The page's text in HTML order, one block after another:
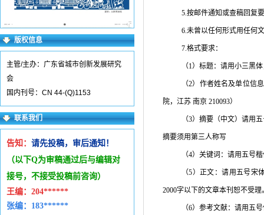
版权信息
主管/主办：广东省城市创新发展研究
会
国内刊号：CN 44-(Q)1153
联系我们
告知： 请先投稿，审后通知！
（以下Q为审稿通过后与编辑对
接号，不接受投稿前咨询）
王编： 204******
张编：183******
5.按邮件通知或查稿回复
6.未曾以任何形式用任何
7.格式要求：
（1）标题：请用小三黑
（2）作者姓名及单位信
院，江苏 南京 210093）
（3）摘要（中文）请用
摘要须用第三人称写
（4）关键词：请用五号
（5）正文：请用五号宋
2000字以下的文章本刊恕不受理
（6）参考文献：请用五